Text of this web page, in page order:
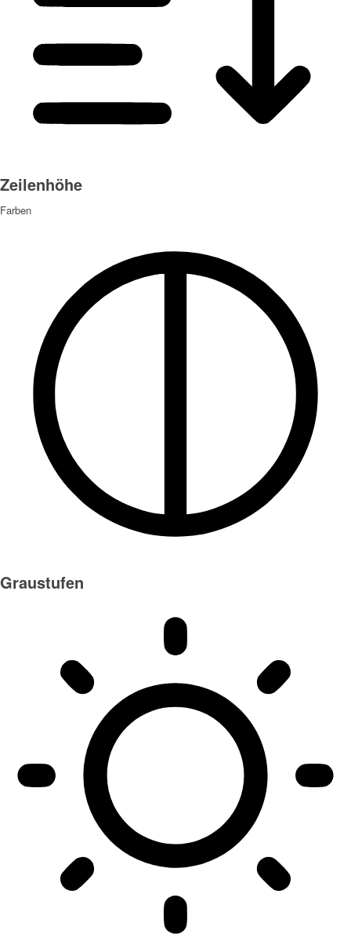
Zeilenhöhe
Farben
Graustufen